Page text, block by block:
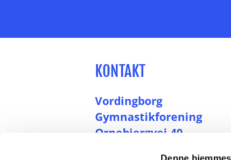
Denne
KONTAKT
Vordingborg
Gymnastikforening
Ornebjergvej 40